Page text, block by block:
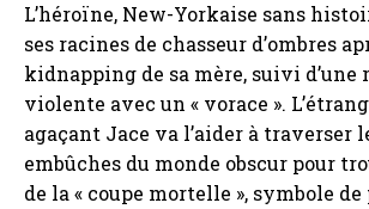
L’héroïne, New-Yorkaise sans
ses racines de chasseur d’ombres
kidnapping de sa mère, suivi d’une
violente avec un « vorace ».
agaçant Jace va l’aider à traverser
embûches du monde obscur pour
de la « coupe mortelle », symbole